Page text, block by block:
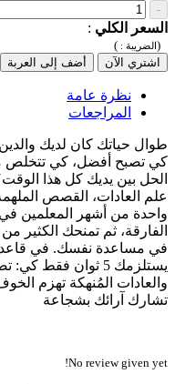
-
السعر الكلي :
(الضريبة : )
اشتري الآن
أضف إلى العربة
نظرة عامة
المراجعات
طوال حياتك كان لديك
كي تصبح أفضل، كي تتخلص
الحل بين يديك كل هذا
علم العادات، القصص
واحدة من أشهر المعلمين في
الفارقة، ثم تمنحك الكثير
في مساعدة نفسك. في
يستلزمك 5 ثوان
والعادات المُنهكة تهزم
تشارك آرائك بشجاعة
No review given yet!